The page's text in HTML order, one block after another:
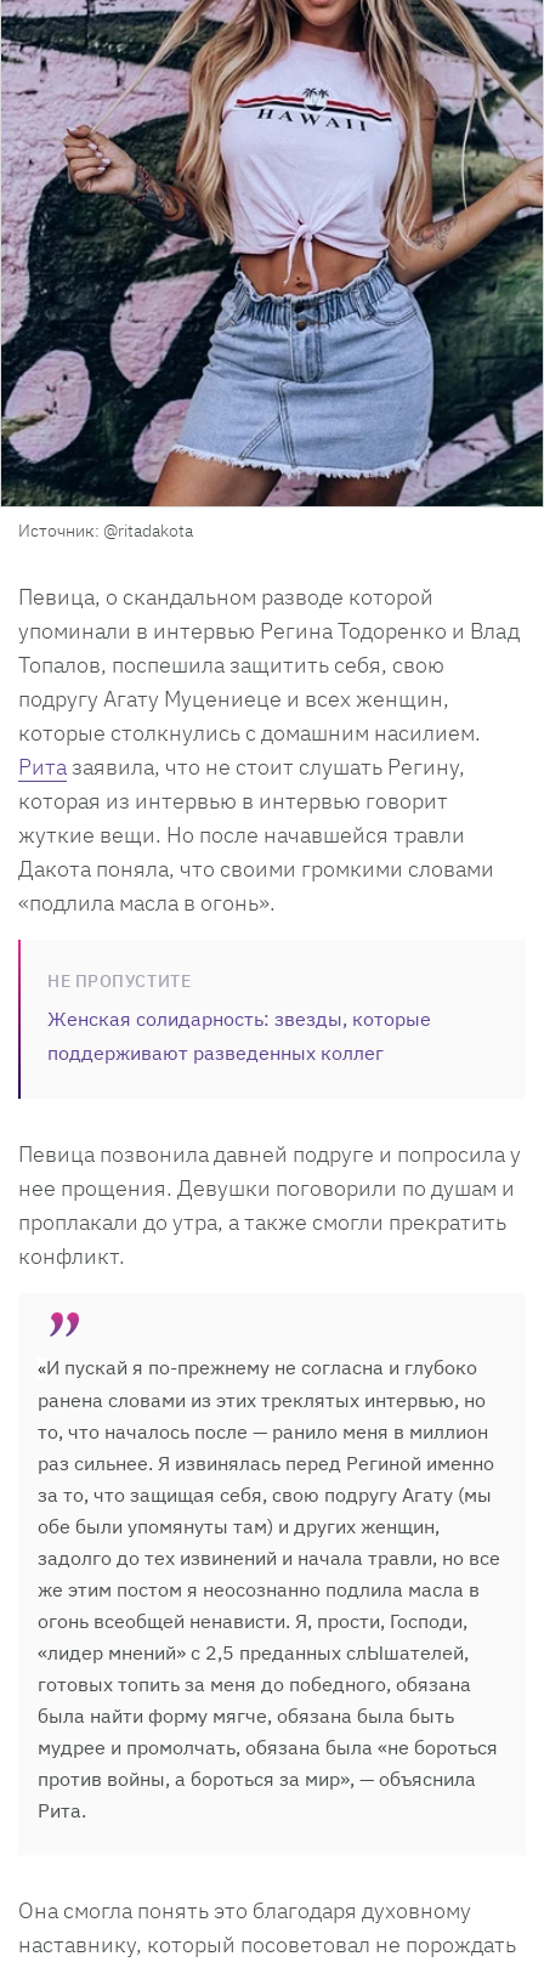
Источник: @ritadakota
Певица, о скандальном разводе которой
упоминали в интервью Регина Тодоренко и Влад
Топалов, поспешила защитить себя, свою
подругу Агату Муцениеце и всех женщин,
которые столкнулись с домашним насилием.
Рита заявила, что не стоит слушать Регину,
которая из интервью в интервью говорит
жуткие вещи. Но после начавшейся травли
Дакота поняла, что своими громкими словами
«подлила масла в огонь».
НЕ ПРОПУСТИТЕ
Женская солидарность: звезды, которые
поддерживают разведенных коллег
Певица позвонила давней подруге и попросила у
нее прощения. Девушки поговорили по душам и
проплакали до утра, а также смогли прекратить
конфликт.
«И пускай я по-прежнему не согласна и глубоко
ранена словами из этих треклятых интервью, но
то, что началось после — ранило меня в миллион
раз сильнее. Я извинялась перед Региной именно
за то, что защищая себя, свою подругу Агату (мы
обе были упомянуты там) и других женщин,
задолго до тех извинений и начала травли, но все
же этим постом я неосознанно подлила масла в
огонь всеобщей ненависти. Я, прости, Господи,
«лидер мнений» с 2,5 преданных слЫшателей,
готовых топить за меня до победного, обязана
была найти форму мягче, обязана была быть
мудрее и промолчать, обязана была «не бороться
против войны, а бороться за мир», — объяснила
Рита.
Она смогла понять это благодаря духовному
наставнику, который посоветовал не порождать